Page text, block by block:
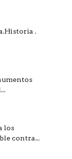
.
los
contra...